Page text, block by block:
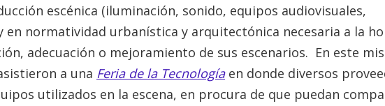
escénica (iluminación, sonido, equipos audiovisuales,
en normatividad urbanística y arquitectónica necesaria a la
adecuación o mejoramiento de sus escenarios. En este
a una Feria de la Tecnologíaen donde diversos
utilizados en la escena, en procura de que puedan